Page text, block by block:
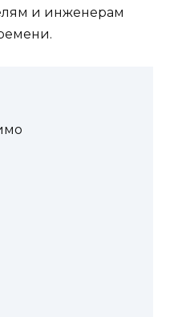
и инженерам